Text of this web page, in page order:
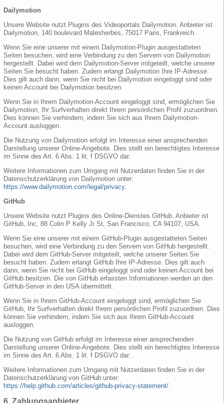
Dailymotion
Unsere Website nutzt Plugins des Videoportals Dailymotion. Anbieter ist
Dailymotion, 140 boulevard Malesherbes, 75017 Paris, Frankreich.
Wenn Sie eine unserer mit einem Dailymotion-Plugin ausgestatteten
Seiten besuchen, wird eine Verbindung zu den Servern von Dailymotion
hergestellt. Dabei wird dem Dailymotion-Server mitgeteilt, welche unserer
Seiten Sie besucht haben. Zudem erlangt Dailymotion Ihre IP-Adresse.
Dies gilt auch dann, wenn Sie nicht bei Dailymotion eingeloggt sind oder
keinen Account bei Dailymotion besitzen.
Wenn Sie in Ihrem Dailymotion-Account eingeloggt sind, ermöglichen Sie
Dailymotion, Ihr Surfverhalten direkt Ihrem persönlichen Profil zuzuordnen.
Dies können Sie verhindern, indem Sie sich aus Ihrem Dailymotion-
Account ausloggen.
Die Nutzung von Dailymotion erfolgt im Interesse einer ansprechenden
Darstellung unserer Online-Angebote. Dies stellt ein berechtigtes Interesse
im Sinne des Art. 6 Abs. 1 lit. f DSGVO dar.
Weitere Informationen zum Umgang mit Nutzerdaten finden Sie in der
Datenschutzerklärung von Dailymotion unter:
https://www.dailymotion.com/legal/privacy.
GitHub
Unsere Website nutzt Plugins des Online-Dienstes GitHub. Anbieter ist
GitHub, Inc, 88 Colin P Kelly Jr St, San Francisco, CA 94107, USA.
Wenn Sie eine unserer mit einem GitHub-Plugin ausgestatteten Seiten
besuchen, wird eine Verbindung zu den Servern von GitHub hergestellt.
Dabei wird dem GitHub-Server mitgeteilt, welche unserer Seiten Sie
besucht haben. Zudem erlangt GitHub Ihre IP-Adresse. Dies gilt auch
dann, wenn Sie nicht bei GitHub eingeloggt sind oder keinen Account bei
GitHub besitzen. Die von GitHub erfassten Informationen werden an den
GitHub-Server in den USA übermittelt.
Wenn Sie in Ihrem GitHub-Account eingeloggt sind, ermöglichen Sie
GitHub, Ihr Surfverhalten direkt Ihrem persönlichen Profil zuzuordnen. Dies
können Sie verhindern, indem Sie sich aus Ihrem GitHub-Account
ausloggen.
Die Nutzung von GitHub erfolgt im Interesse einer ansprechenden
Darstellung unserer Online-Angebote. Dies stellt ein berechtigtes Interesse
im Sinne des Art. 6 Abs. 1 lit. f DSGVO dar.
Weitere Informationen zum Umgang mit Nutzerdaten finden Sie in der
Datenschutzerklärung von GitHub unter:
https://help.github.com/articles/github-privacy-statement/
6. Zahlungsanbieter